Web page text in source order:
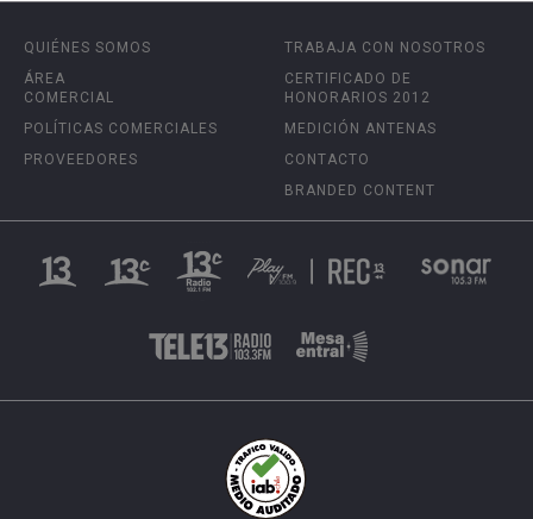
QUIÉNES SOMOS
ÁREA
COMERCIAL
POLÍTICAS COMERCIALES
PROVEEDORES
TRABAJA CON NOSOTROS
CERTIFICADO DE
HONORARIOS 2012
MEDICIÓN ANTENAS
CONTACTO
BRANDED CONTENT